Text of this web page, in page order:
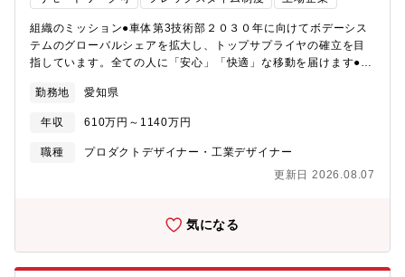
組織のミッション●車体第3技術部２０３０年に向けてボデーシス
テムのグローバルシェアを拡大し、トップサプライヤの確立を目
指しています。全ての人に「安心」「快適」な移動を届けます●セ
ーダーシステムの技術確立と早期市場投入。顧客ニーズからソフ
ト、ハード、センサ設計までをワンストップで実現する新たな開
発スキームの構築。募集背景幼児の車室内置き去りよる痛ましい
事故があとを絶たず社会問題となっている中、命を守る技術が求
残された幼児を検出し報知するシステムの開発に取り組んでいま
献できるエンジニアを募集しています。業務のやりがい・「命を
守る」ため専門スキルを駆使し製品開発することを通して、社会
への貢献が可能です。・システム制御、ソフト、ハード、センシ
ングあらゆる技術者が集結したチームで開発でき相互成長できる
勤務地 愛知県
年収 610万円～1140万円
職種
プロダクトデザイナー・工業デザイナー
更新日 2026.08.07
気になる